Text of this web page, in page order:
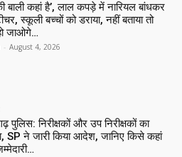
बाली कहां है’, लाल कपड़े में नारियल बांधकर
स्कूली बच्चों को डराया, नहीं बताया तो
जाओगे…
- August 4, 2026
पुलिस: निरीक्षकों और उप निरीक्षकों का
SP ने जारी किया आदेश, जानिए किसे कहां